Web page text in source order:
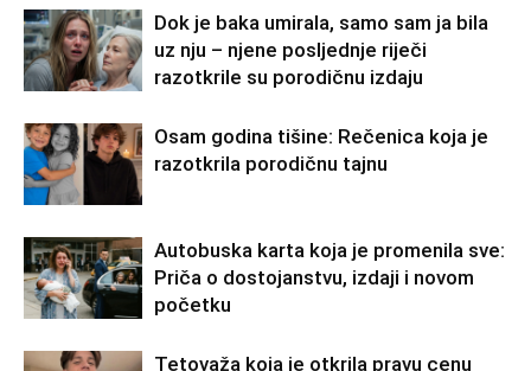
Dok je baka umirala, samo sam ja bila
uz nju – njene posljednje riječi
razotkrile su porodičnu izdaju
Osam godina tišine: Rečenica koja je
razotkrila porodičnu tajnu
Autobuska karta koja je promenila sve:
Priča o dostojanstvu, izdaji i novom
početku
Tetovaža koja je otkrila pravu cenu